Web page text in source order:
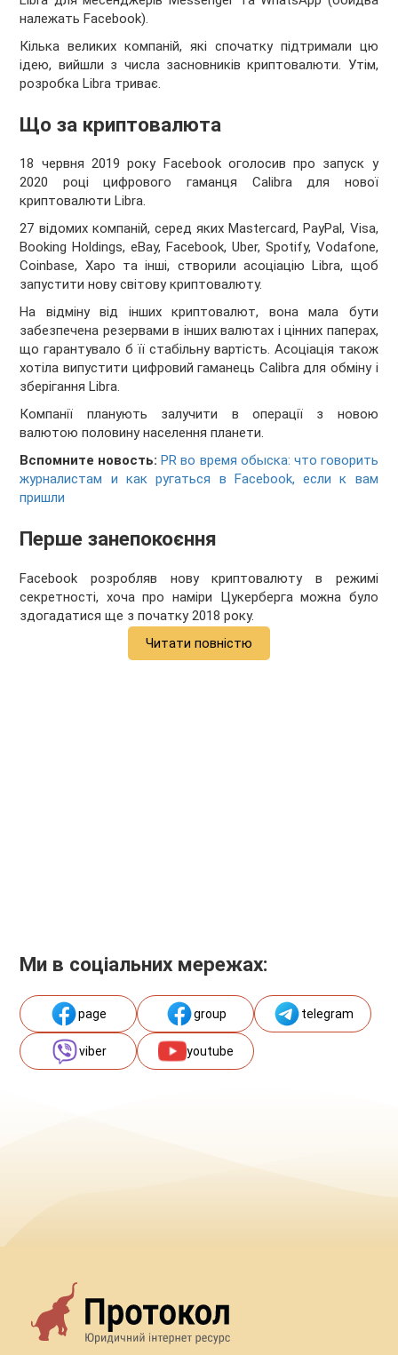
належать Facebook).
Кілька великих компаній, які спочатку підтримали цю
ідею, вийшли з числа засновників криптовалюти. Утім,
розробка Libra триває.
Що за криптовалюта
18 червня 2019 року Facebook оголосив про запуск у
2020 році цифрового гаманця Calibra для нової
криптовалюти Libra.
27 відомих компаній, серед яких Mastercard, PayPal, Visa,
Booking Holdings, eBay, Facebook, Uber, Spotify, Vodafone,
Coinbase, Xapo та інші, створили асоціацію Libra, щоб
запустити нову світову криптовалюту.
На відміну від інших криптовалют, вона мала бути
забезпечена резервами в інших валютах і цінних паперах,
що гарантувало б її стабільну вартість. Асоціація також
хотіла випустити цифровий гаманець Calibra для обміну і
зберігання Libra.
Компанії планують залучити в операції з новою
валютою половину населення планети.
Вспомните новость: PR во время обыска: что говорить
журналистам и как ругаться в Facebook, если к вам
пришли
Перше занепокоєння
Facebook розробляв нову криптовалюту в режимі
секретності, хоча про наміри Цукерберга можна було
здогадатися ще з початку 2018 року.
Читати повністю
Ми в соціальних мережах:
page group telegram
viber youtube